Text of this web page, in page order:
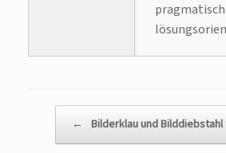
← Bilderklau und